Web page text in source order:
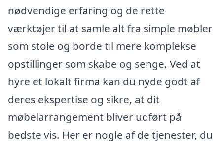
nødvendige erfaring og de rette
værktøjer til at samle alt fra simple møbler
som stole og borde til mere komplekse
opstillinger som skabe og senge. Ved at
hyre et lokalt firma kan du nyde godt af
deres ekspertise og sikre, at dit
møbelarrangement bliver udført på
bedste vis. Her er nogle af de tjenester, du